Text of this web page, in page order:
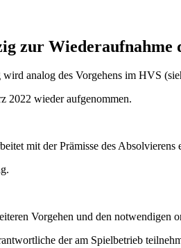
zur Wiederaufnahme
analog des Vorgehens im HVS
2022 wieder aufgenommen.
mit der Prämisse des
Vorgehen und den notwendigen
der am Spielbetrieb